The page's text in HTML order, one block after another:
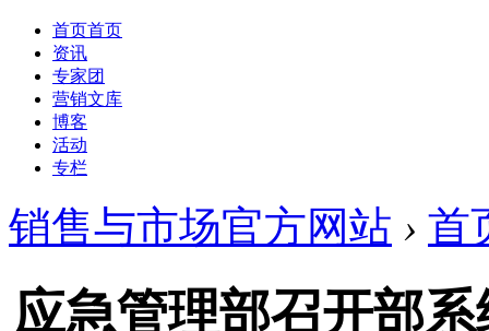
首页首页
资讯
专家团
营销文库
博客
活动
专栏
销售与市场官方网站 › 首
应急管理部召开部